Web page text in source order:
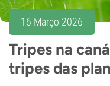
16 Março 2026
Tripes na
tripes das